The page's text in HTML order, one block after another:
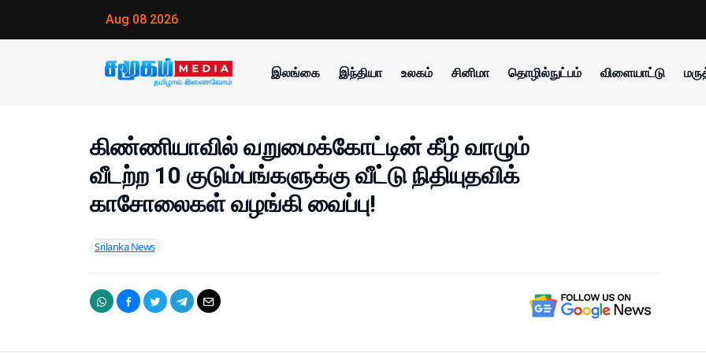
Aug 08 2026
இலங்கை இந்தியா உலகம் சினிமா தொழில்நுட்பம் விளையாட்டு
கிண்ணியாவில் வறுமைக்கோட்டின் கீழ் வாழும்
வீடற்ற 10 குடும்பங்களுக்கு வீட்டு நிதியுதவிக்
காசோலைகள் வழங்கி வைப்பு!
Srilanka News